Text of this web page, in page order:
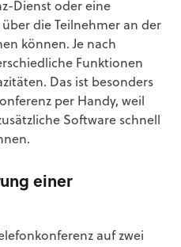
Dienst oder eine
die Teilnehmer an der
können. Je nach
Funktionen
Das ist besonders
per Handy, weil
Software schnell
einer
auf zwei